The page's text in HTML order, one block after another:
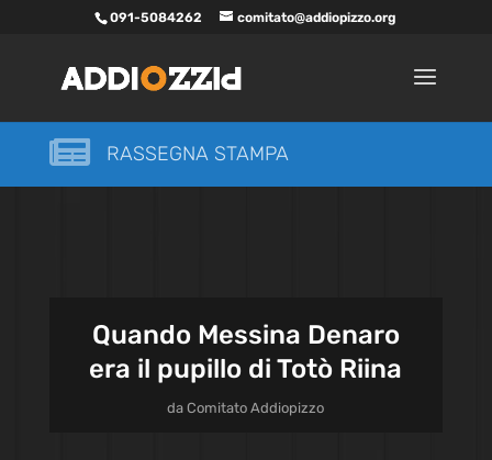
091-5084262 comitato@addiopizzo.org
 RASSEGNA STAMPA
Quando Messina Denaro
era il pupillo di Totò Riina
daComitato Addiopizzo